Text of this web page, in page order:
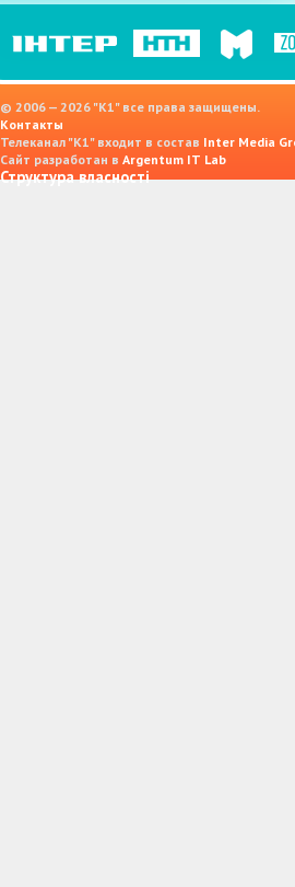
© 2006 — 2026 "K1" все права защищены.
Контакты
Телеканал "К1" входит в состав Inter Media
Сайт разработан в Argentum IT Lab
Структура власності